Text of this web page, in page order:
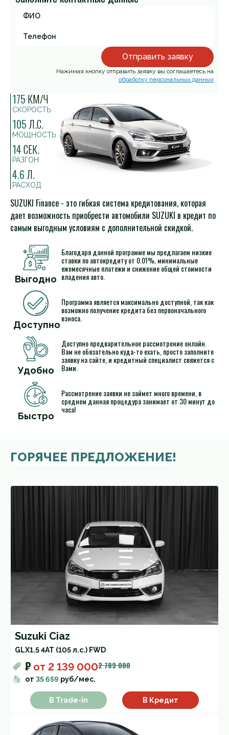
Отправить заявку
Нажимая кнопку отправить заявку вы соглашаетесь на
обработку персональных данных
175 КМ/Ч
СКОРОСТЬ
105Л.С.
МОЩНОСТЬ
14СЕК.
РАЗГОН
4.6Л.
РАСХОД
SUZUKI Finance - это гибкая система кредитования, которая
дает возможность приобрести автомобили SUZUKI в кредит по
самым выгодным условиям с дополнительной скидкой.
Выгодно
Благодаря данной программе мы предлагаем низкие
ставки по автокредиту от 0.01%, минимальные
ежемесячные платежи и снижение общей стоимости
владения авто.
Доступно
Программа является максимально доступной, так как
возможно получение кредита без первоначального
взноса.
Удобно
Доступно предварительное рассмотрение онлайн.
Вам не обязательно куда-то ехать, просто заполните
заявку на сайте, и кредитный специалист свяжется с
Вами.
Быстро
Рассмотрение заявки не займет много времени, в
среднем данная процедура занимает от 30 минут до
часа!
ГОРЯЧЕЕ ПРЕДЛОЖЕНИЕ!
Suzuki Ciaz
GLX1.5 4AT (105 л.с.) FWD
₽ от 2 139 0002 789 000
от 35 659 руб/мес.
В Trade-in В Кредит